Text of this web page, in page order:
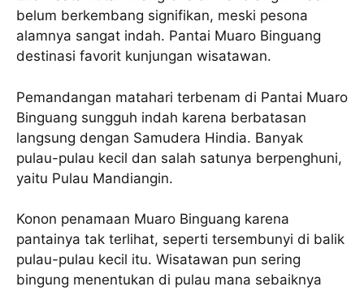
belum berkembang signifikan, meski pesona
alamnya sangat indah. Pantai Muaro Binguang
destinasi favorit kunjungan wisatawan.
Pemandangan matahari terbenam di Pantai Muaro
Binguang sungguh indah karena berbatasan
langsung dengan Samudera Hindia. Banyak
pulau-pulau kecil dan salah satunya berpenghuni,
yaitu Pulau Mandiangin.
Konon penamaan Muaro Binguang karena
pantainya tak terlihat, seperti tersembunyi di balik
pulau-pulau kecil itu. Wisatawan pun sering
bingung menentukan di pulau mana sebaiknya